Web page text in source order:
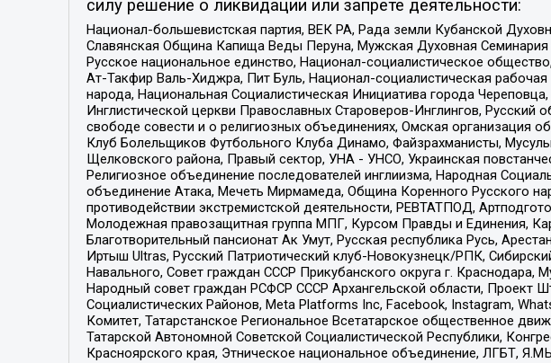
силу решение о ликвидации или запрете деятельности:
Национал-большевистская партия, ВЕК РА, Рада земли Кубанской
Славянская Община Капища Веды Перуна, Мужская Духовная
Русское национальное единство, Национал-социалистическое
Ат-Такфир Валь-Хиджра, Пит Буль, Национал-социалистическая
народа, Национальная Социалистическая Инициатива города
Инглистической церкви Православных Староверов-Инглингов,
свободе совести и о религиозных объединениях, Омская организация
Клуб Болельщиков Футбольного Клуба Динамо, Файзрахманисты,
Щелковского района, Правый сектор, УНА - УНСО, Украинская
Религиозное объединение последователей инглиизма, Народная
объединение Атака, Мечеть Мирмамеда, Община Коренного Русского
противодействии экстремистской деятельности, РЕВТАТПОД,
Молодежная правозащитная группа МПГ, Курсом Правды и Единения,
Благотворительный пансионат Ак Умут, Русская республика Русь,
Иртыш Ultras, Русский Патриотический клуб-Новокузнецк/РПК,
Навального, Совет граждан СССР Прикубанского округа г.
Народный совет граждан РСФСР СССР Архангельской области, Проект
Социалистических Районов, Meta Platforms Inc, Facebook, Instagram,
Комитет, Татарстанское Региональное Всетатарское общественное
Татарской Автономной Советской Социалистической Республики,
Красноярского края, Этническое национальное объединение, ЛГБТ,